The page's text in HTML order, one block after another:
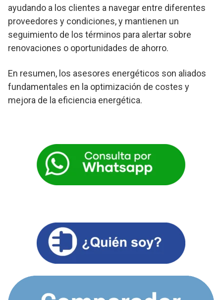
ayudando a los clientes a navegar entre diferentes
proveedores y condiciones, y mantienen un
seguimiento de los términos para alertar sobre
renovaciones o oportunidades de ahorro.
En resumen, los asesores energéticos son aliados
fundamentales en la optimización de costes y
mejora de la eficiencia energética.